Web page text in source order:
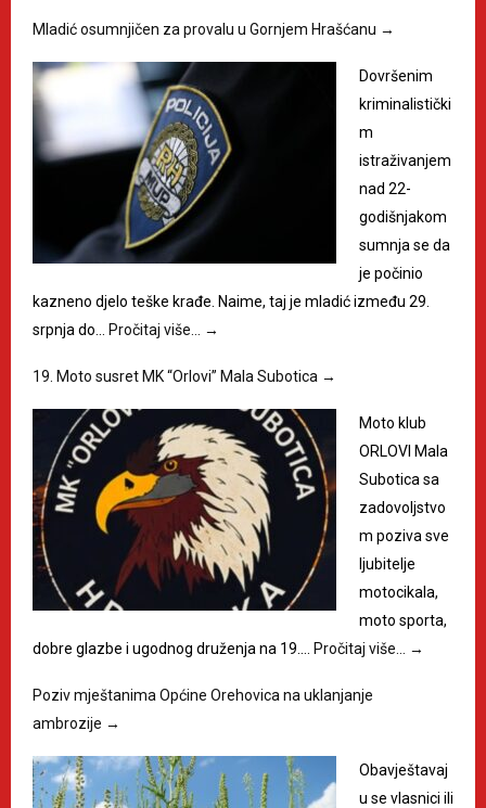
Mladić osumnjičen za provalu u Gornjem Hrašćanu →
Dovršenim
kriminalistički
m
istraživanjem
nad 22-
godišnjakom
sumnja se da
je počinio
kazneno djelo teške krađe. Naime, taj je mladić između 29.
srpnja do…
Pročitaj više… →
19. Moto susret MK “Orlovi” Mala Subotica →
Moto klub
ORLOVI Mala
Subotica sa
zadovoljstvo
m poziva sve
ljubitelje
motocikala,
moto sporta,
dobre glazbe i ugodnog druženja na 19.…
Pročitaj više… →
Poziv mještanima Općine Orehovica na uklanjanje
ambrozije →
Obavještavaj
u se vlasnici ili